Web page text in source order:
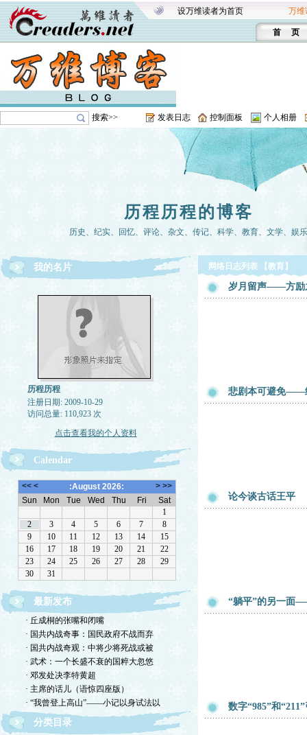
设万维读者为首页 万维
首 页
搜索>> 发表日志 控制面板 个人相册
历程历程的博客
历史、纪实、回忆、评论、杂文、传记、科学、教育、文学、娱乐
我的名片
历程历程
注册日期: 2009-10-29
访问总量: 110,923 次
点击查看我的个人资料
Calendar
最新发布
· 丘成桐的张嘴和闭嘴
· 国共内战奇事：国民政府不战而弃
· 国共内战奇观：中将少将死战或被
· 武术：一个长盛不衰的国粹大忽悠
· 邓发处决李特黄超
· 主席的话儿（语惊四座版）
· “我曾登上高山”——小记以身试法以
分类目录
网络日志列表 【教育】
岁月留声——方励
悲剧本可避免——
论今谈古话王平
“躺平”的另一面
数字“985”和